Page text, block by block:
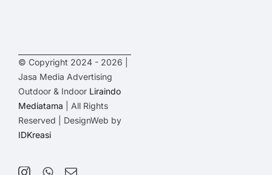
© Copyright 2024 - 2026 |
Jasa Media Advertising
Outdoor & Indoor Liraindo
Mediatama | All Rights
Reserved | DesignWeb by
IDKreasi